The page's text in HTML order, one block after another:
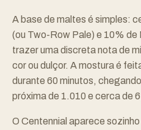
A base de maltes é simples:
(ou Two-Row Pale) e 10%
trazer uma discreta nota de
cor ou dulçor. A mostura é
durante 60 minutos,
próxima de 1.010 e cerca de
O Centennial aparece